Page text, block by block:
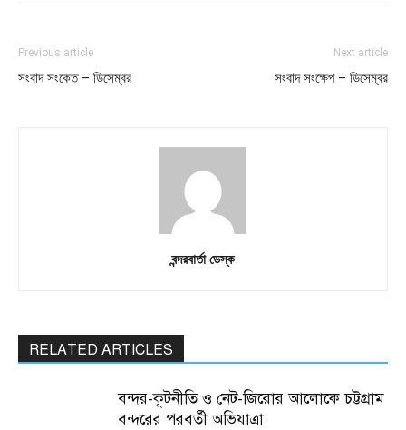
Previous article
সংবাদ সংকেত – ডিসেম্বর
Next article
সংবাদ সংক্ষেপ – ডিসেম্বর
বন্দরবার্তা ডেস্ক
RELATED ARTICLES
বন্দর-কূটনীতি ও নেট-জিরোর আলোকে চট্টগ্রাম
বন্দরের পরবর্তী অভিযাত্রা